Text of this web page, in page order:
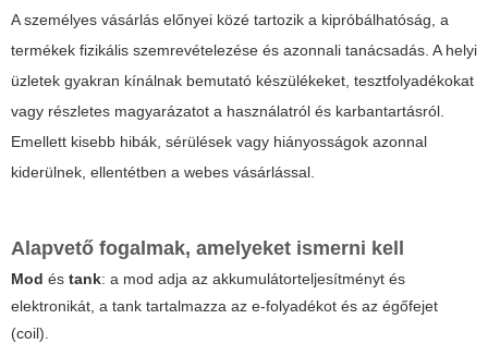
A személyes vásárlás előnyei közé tartozik a kipróbálhatóság, a
termékek fizikális szemrevételezése és azonnali tanácsadás. A helyi
üzletek gyakran kínálnak bemutató készülékeket, tesztfolyadékokat
vagy részletes magyarázatot a használatról és karbantartásról.
Emellett kisebb hibák, sérülések vagy hiányosságok azonnal
kiderülnek, ellentétben a webes vásárlással.
Alapvető fogalmak, amelyeket ismerni kell
Mod és tank: a mod adja az akkumulátorteljesítményt és
elektronikát, a tank tartalmazza az e-folyadékot és az égőfejet
(coil).